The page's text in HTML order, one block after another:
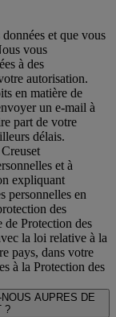
et que vous
vous
à des
autorisation.
en matière de
un e-mail à
part de votre
délais.
et à
expliquant
personnelles en
des
de Protection des
la loi relative à la
pays, dans votre
à la Protection des
AUPRES DE
?